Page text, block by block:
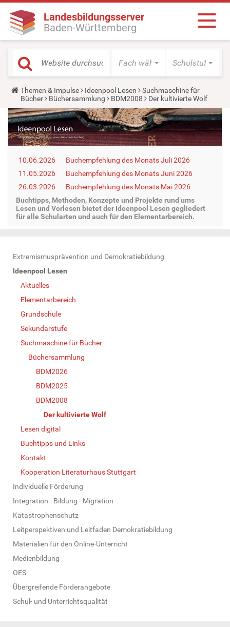
Landesbildungsserver
Baden-Württemberg
Fach wählen Schulstufe
Y
o
u
a
r
e
h
e
e
:
Themen & Impulse Ideenpool Lesen
Suchmaschine für
Bücher
Büchersammlung BDM2008 Der kultivierte Wolf
10.06.2026
Buchempfehlung des Monats Juli 2026
11.05.2026
Buchempfehlung des Monats Juni 2026
26.03.2026
Buchempfehlung des Monats Mai 2026
Buchtipps, Methoden, Konzepte und Projekte rund ums
Lesen und Vorlesen bietet der Ideenpool Lesen gegliedert
für alle Schularten und auch für den Elementarbereich.
N
a
Extremismusprävention und Demokratiebildung
Ideenpool Lesen
Aktuelles
Elementarbereich
Grundschule
Sekundarstufe
Suchmaschine für Bücher
Büchersammlung
BDM2026
BDM2025
BDM2008
Der kultivierte Wolf
Lesen digital
Buchtipps und Links
Kontakt
Kooperation Literaturhaus Stuttgart
Individuelle Förderung
Integration - Bildung - Migration
Katastrophenschutz
Leitperspektiven und Leitfaden Demokratiebildung
Materialien für den Online-Unterricht
Medienbildung
OES
Übergreifende Förderangebote
Schul- und Unterrichtsqualität